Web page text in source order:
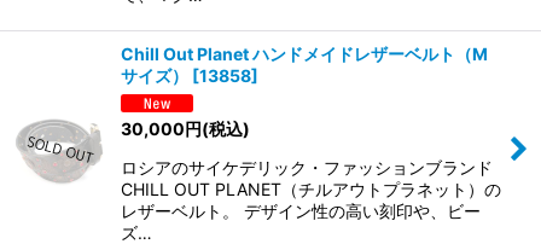
Chill Out Planet ハンドメイドレザーベルト（M
サイズ）
[13858]
30,000円(税込)
ロシアのサイケデリック・ファッションブランド
CHILL OUT PLANET（チルアウトプラネット）の
レザーベルト。 デザイン性の高い刻印や、ビー
ズ…